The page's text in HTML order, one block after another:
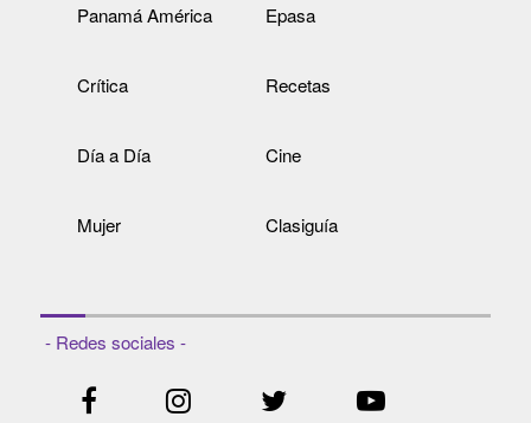
Panamá América Epasa
Crítica Recetas
Día a Día Cine
Mujer Clasiguía
- Redes sociales -